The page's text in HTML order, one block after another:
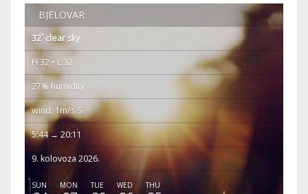
BJELOVAR
32° clear sky
H 32 • L 32
27% humidity
wind: 1m/s S
5:44 → 20:11
9. kolovoza 2026.
SUN MON TUE WED THU